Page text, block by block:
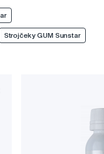
Strojčeky GUM Sunstar